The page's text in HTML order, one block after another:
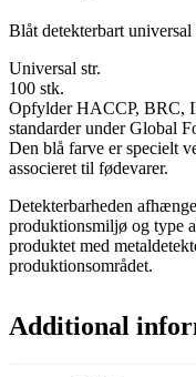
Blåt detekterbart universal
Universal str.
100 stk.
Opfylder HACCP, BRC,
standarder under Global
Den blå farve er specielt
associeret til fødevarer.
Detekterbarheden
produktionsmiljø og type
produktet med
produktionsområdet.
Additional